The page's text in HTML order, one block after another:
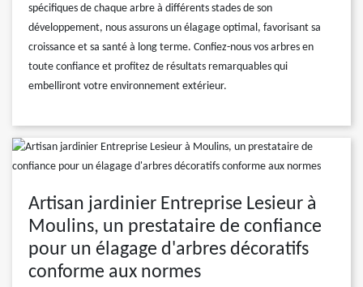
spécifiques de chaque arbre à différents stades de son
développement, nous assurons un élagage optimal, favorisant sa
croissance et sa santé à long terme. Confiez-nous vos arbres en
toute confiance et profitez de résultats remarquables qui
embelliront votre environnement extérieur.
Artisan jardinier Entreprise Lesieur à
Moulins, un prestataire de confiance
pour un élagage d'arbres décoratifs
conforme aux normes